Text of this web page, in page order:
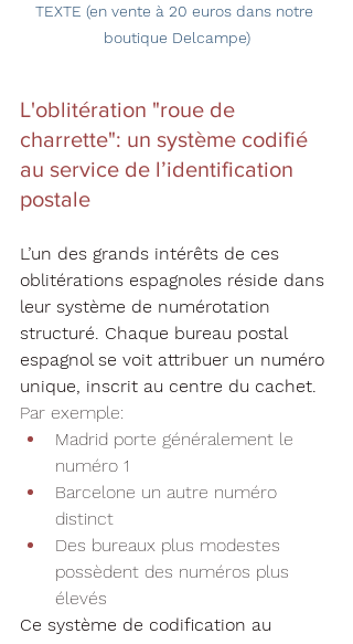
TEXTE (en vente à 20 euros dans notre
boutique Delcampe)
L'oblitération "roue de
charrette": un système codifié
au service de l’identification
postale
L’un des grands intérêts de ces
oblitérations espagnoles réside dans
leur système de numérotation
structuré. Chaque bureau postal
espagnol se voit attribuer un numéro
unique, inscrit au centre du cachet.
Par exemple:
Madrid porte généralement le
numéro 1
Barcelone un autre numéro
distinct
Des bureaux plus modestes
possèdent des numéros plus
élevés
Ce système de codification au